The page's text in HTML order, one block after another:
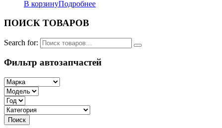
В корзинуПодробнее
ПОИСК ТОВАРОВ
Search for:
Фильтр автозапчастей